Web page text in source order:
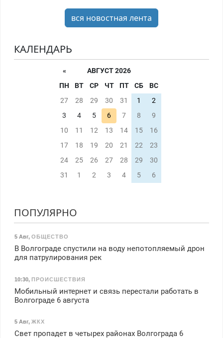
вся новостная лента
КАЛЕНДАРЬ
«
АВГУСТ 2026
ПН
ВТ СР ЧТ ПТ СБ
ВС
27
28 29 30 31 1
2
3
4 5 6 7 8
9
10
11 12 13 14 15
16
17
18 19 20 21 22
23
24
25 26 27 28 29
30
31
1 2 3 4 5 6
ПОПУЛЯРНО
5 Авг, ОБЩЕСТВО
В Волгограде спустили на воду непотопляемый дрон
для патрулирования рек
10:30, ПРОИСШЕСТВИЯ
Мобильный интернет и связь перестали работать в
Волгограде 6 августа
5 Авг, ЖКХ
Свет пропадет в четырех районах Волгограда 6